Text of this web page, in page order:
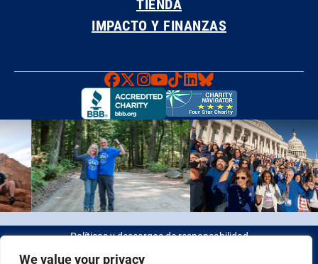
We value your privacy
IMPACTO Y FINANZAS
Faceboook
X Instagram
YouTube
TikTok
LinkedIn
Bluesky
Políticas y descargos de responsabilidad